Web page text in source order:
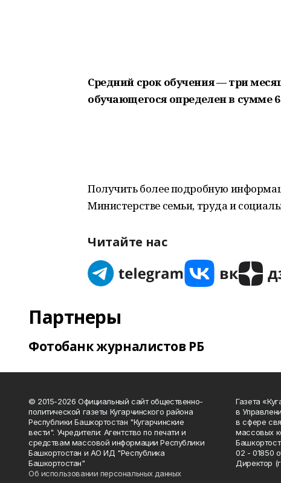
Средний срок обучения — три
обучающегося определен в сумме
Получить более подробную
Министерстве семьи, труда и
Читайте нас
Партнеры
Фотобанк журналистов РБ
© 2015-2026 Официальный сайт общественно-
политической газеты Кугарчинского района
Республики Башкортостан "Кугарчинские
вести". Учредители: Агентство по печати и
средствам массовой информации Республики
Башкортостан и АО ИД "Республика
Башкортостан"
Об использовании персональных данных
Газета
в
в сфере
массовых
02 - 01850
Директор